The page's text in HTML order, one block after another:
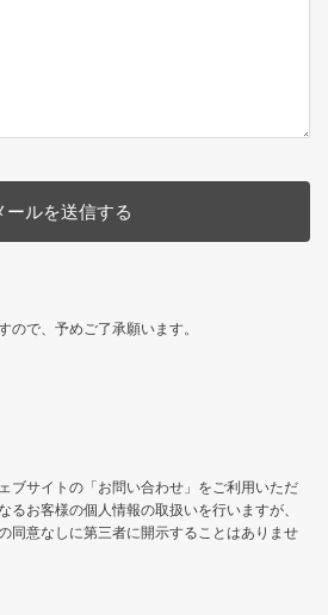
ので、予めご了承願います。
ブサイトの「お問い合わせ」をご利用いただ
るお客様の個人情報の取扱いを行いますが、
同意なしに第三者に開示することはありませ